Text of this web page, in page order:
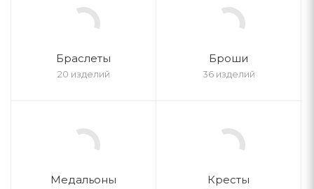
Браслеты
20 изделий
Броши
36 изделий
Медальоны Кресты